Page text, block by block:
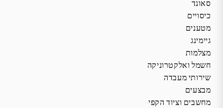
סאונד
כיסויים
מטענים
גיימינג
מצלמות
חשמל ואלקטרוניקה
שירותי מעבדה
מבצעים
מחשבים וציוד הקפי